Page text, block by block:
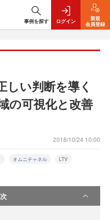
事例を探す ログイン
新規
会員登録
しい判断を導く
の可視化と改善
2018/10/24 10:00
オムニチャネル LTV